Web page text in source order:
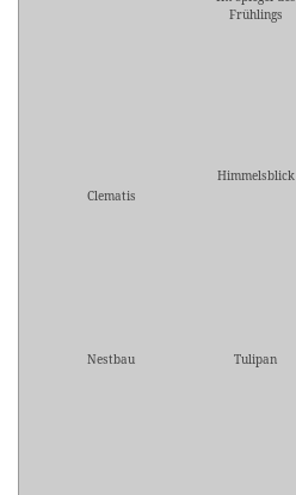
Frühlings
Clematis
Himmelsblick
Nestbau Tulipan